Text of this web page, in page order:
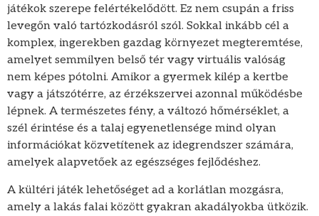
játékok szerepe felértékelődött. Ez nem csupán a friss
levegőn való tartózkodásról szól. Sokkal inkább cél a
komplex, ingerekben gazdag környezet megteremtése,
amelyet semmilyen belső tér vagy virtuális valóság
nem képes pótolni. Amikor a gyermek kilép a kertbe
vagy a játszótérre, az érzékszervei azonnal működésbe
lépnek. A természetes fény, a változó hőmérséklet, a
szél érintése és a talaj egyenetlensége mind olyan
információkat közvetítenek az idegrendszer számára,
amelyek alapvetőek az egészséges fejlődéshez.
A kültéri játék lehetőséget ad a korlátlan mozgásra,
amely a lakás falai között gyakran akadályokba ütközik.